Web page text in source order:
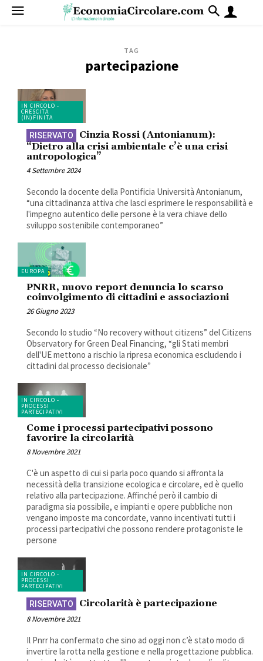
TAG
partecipazione
IN CIRCOLO -
CRESCITA
(IN)FINITA
Cinzia Rossi (Antonianum):
“Dietro alla crisi ambientale c’è una crisi
antropologica”
4 Settembre 2024
Secondo la docente della Pontificia Università Antonianum,
“una cittadinanza attiva che lasci esprimere le responsabilità e
l'impegno autentico delle persone è la vera chiave dello
sviluppo sostenibile contemporaneo”
EUROPA
PNRR, nuovo report denuncia lo scarso
coinvolgimento di cittadini e associazioni
26 Giugno 2023
Secondo lo studio “No recovery without citizens” del Citizens
Observatory for Green Deal Financing, “gli Stati membri
dell'UE mettono a rischio la ripresa economica escludendo i
cittadini dal processo decisionale”
IN CIRCOLO -
PROCESSI
PARTECIPATIVI
Come i processi partecipativi possono
favorire la circolarità
8 Novembre 2021
C'è un aspetto di cui si parla poco quando si affronta la
necessità della transizione ecologica e circolare, ed è quello
relativo alla partecipazione. Affinché però il cambio di
paradigma sia possibile, e impianti e opere pubbliche non
vengano imposte ma concordate, vanno incentivati tutti i
processi partecipativi che possono rendere protagoniste le
persone
IN CIRCOLO -
PROCESSI
PARTECIPATIVI
Circolarità è partecipazione
8 Novembre 2021
Il Pnrr ha confermato che sino ad oggi non c’è stato modo di
invertire la rotta nella gestione e nella progettazione pubblica.